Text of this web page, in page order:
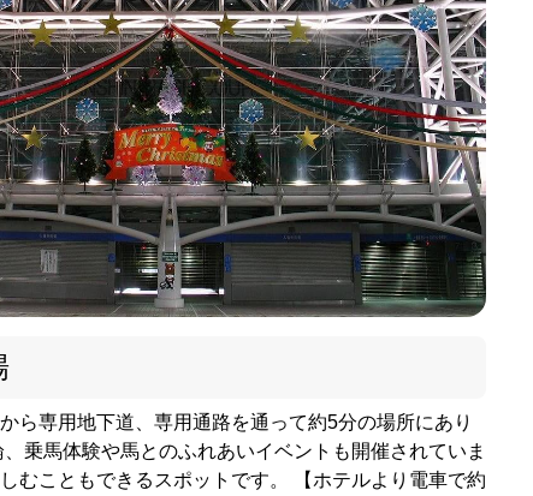
ら専用地下道、専用通路を通って約5分の場所にあり
乗馬体験や馬とのふれあいイベントも開催されていま
むこともできるスポットです。 【ホテルより電車で約